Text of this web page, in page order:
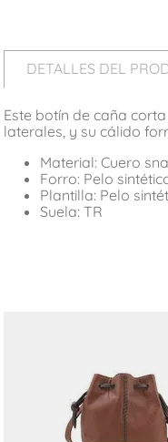
DETALLES DEL
Este botín de caña
laterales, y su cálido
Material: Cuero
Forro: Pelo
Plantilla: Pelo
Suela: TR